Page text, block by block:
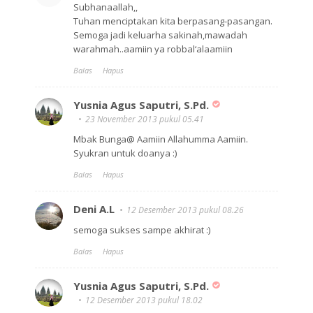
Subhanaallah,,
Tuhan menciptakan kita berpasang-pasangan.
Semoga jadi keluarha sakinah,mawadah
warahmah..aamiin ya robbal‘alaamiin
Balas Hapus
Yusnia Agus Saputri, S.Pd.
23 November 2013 pukul 05.41
Mbak Bunga@ Aamiin Allahumma Aamiin.
Syukran untuk doanya :)
Balas Hapus
Deni A.L 12 Desember 2013 pukul 08.26
semoga sukses sampe akhirat :)
Balas Hapus
Yusnia Agus Saputri, S.Pd.
12 Desember 2013 pukul 18.02